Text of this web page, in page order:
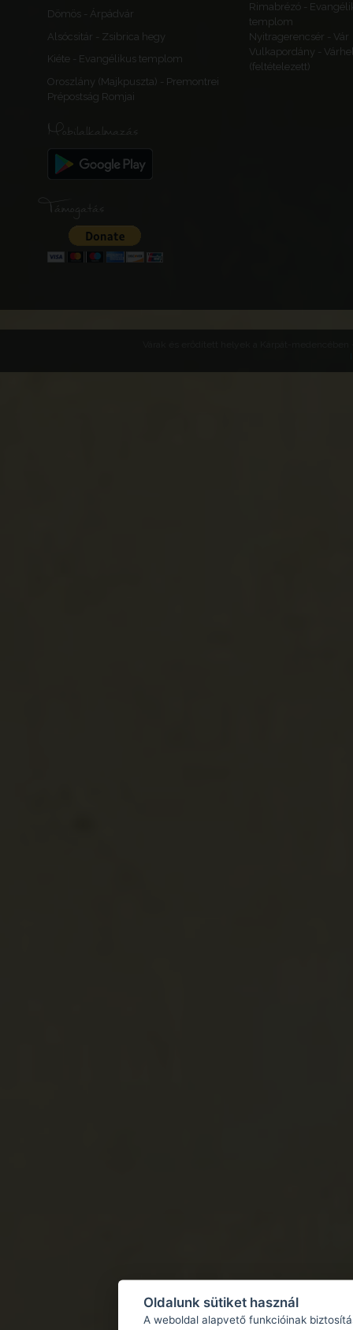
Dömös - Árpádvár
Rimabrézó -
templom
Alsócsitár - Zsibrica hegy
Nyitragerencsér - Vár
Kiéte - Evangélikus templom
Vulkapordány -
(feltételezett)
Oroszlány (Majkpuszta) - Premontrei
Prépostság Romjai
Mobilalkalmazás
Támogatás
Oldalunk sütiket használ
A weboldal alapvető funkcióinak